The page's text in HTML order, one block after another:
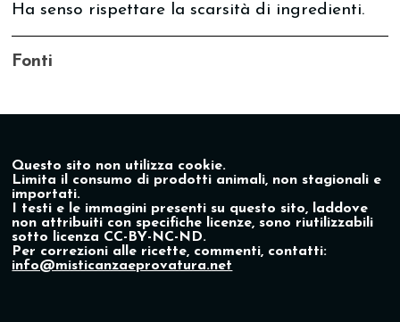
Ha senso rispettare la scarsità di ingredienti.
Fonti
Questo sito non utilizza cookie.
Limita il consumo di prodotti animali, non stagionali e
importati.
I testi e le immagini presenti su questo sito, laddove
non attribuiti con specifiche licenze, sono riutilizzabili
sotto licenza CC-BY-NC-ND.
Per correzioni alle ricette, commenti, contatti:
info@misticanzaeprovatura.net